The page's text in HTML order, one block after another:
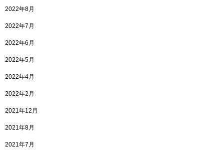
2022年8月
2022年7月
2022年6月
2022年5月
2022年4月
2022年2月
2021年12月
2021年8月
2021年7月